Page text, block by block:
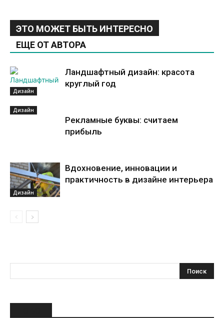
ЭТО МОЖЕТ БЫТЬ ИНТЕРЕСНО
ЕЩЕ ОТ АВТОРА
Дизайн
Ландшафтный дизайн: красота
круглый год
Дизайн
Рекламные буквы: считаем
прибыль
Дизайн
Вдохновение, инновации и
практичность в дизайне интерьера